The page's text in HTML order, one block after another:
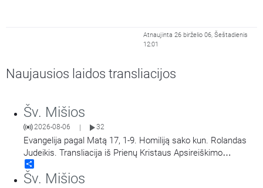
Atnaujinta 26 birželio 06, Šeštadienis
12:01
Naujausios laidos transliacijos
Šv. Mišios
2026-08-06 32
Evangelija pagal Matą 17, 1-9. Homiliją sako kun. Rolandas
Judeikis. Transliacija iš Prienų Kristaus Apsireiškimo
bažnyčios.
Šv. Mišios